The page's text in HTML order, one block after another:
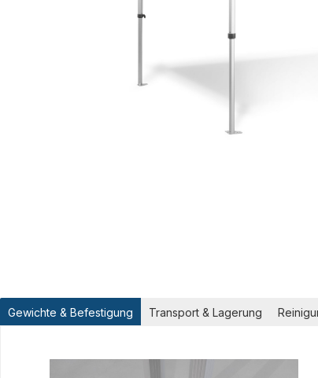
Gewichte & Befestigung Transport & Lagerung